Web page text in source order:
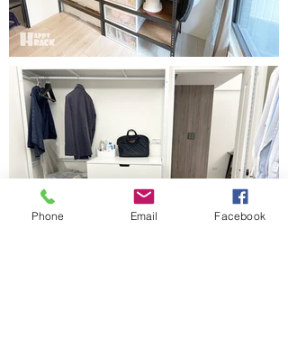
Phone Email Facebook